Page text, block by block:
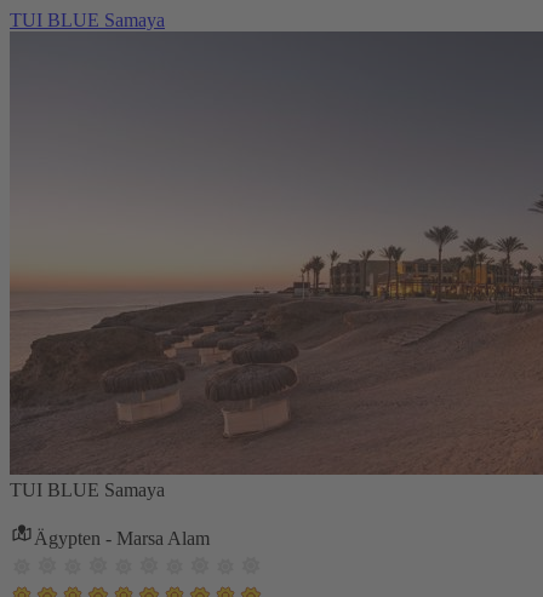
TUI BLUE Samaya
TUI BLUE Samaya
Ägypten - Marsa Alam